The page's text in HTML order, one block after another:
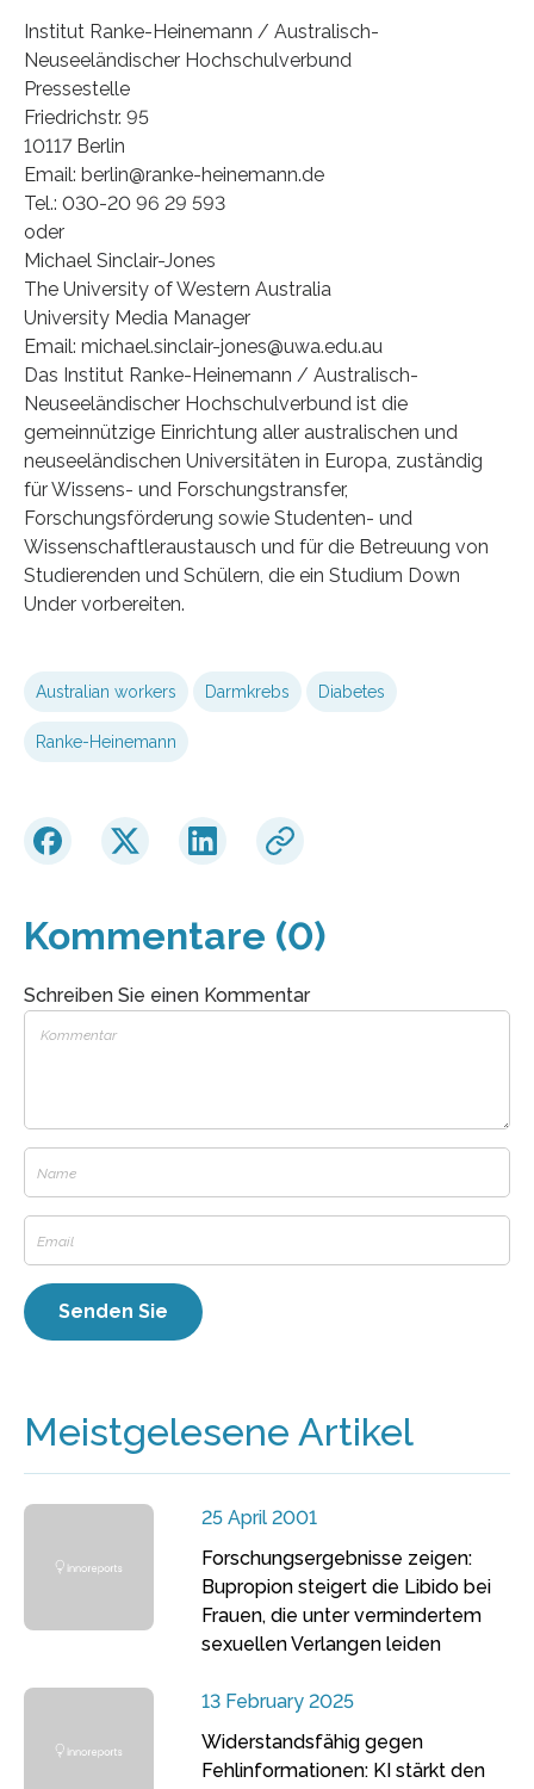
Institut Ranke-Heinemann / Australisch-
Neuseeländischer Hochschulverbund
Pressestelle
Friedrichstr. 95
10117 Berlin
Email: berlin@ranke-heinemann.de
Tel.: 030-20 96 29 593
oder
Michael Sinclair-Jones
The University of Western Australia
University Media Manager
Email: michael.sinclair-jones@uwa.edu.au
Das Institut Ranke-Heinemann / Australisch-
Neuseeländischer Hochschulverbund ist die
gemeinnützige Einrichtung aller australischen und
neuseeländischen Universitäten in Europa, zuständig
für Wissens- und Forschungstransfer,
Forschungsförderung sowie Studenten- und
Wissenschaftleraustausch und für die Betreuung von
Studierenden und Schülern, die ein Studium Down
Under vorbereiten.
Australian workers Darmkrebs Diabetes
Ranke-Heinemann
Kommentare (0)
Schreiben Sie einen Kommentar
Meistgelesene Artikel
25 April 2001
Forschungsergebnisse zeigen:
Bupropion steigert die Libido bei
Frauen, die unter vermindertem
sexuellen Verlangen leiden
13 February 2025
Widerstandsfähig gegen
Fehlinformationen: KI stärkt den